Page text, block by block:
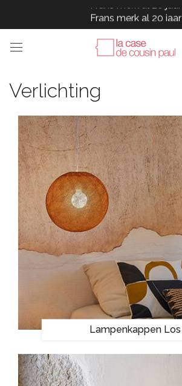
Frans merk al 20 jaar
Frans merk al 20 jaar
Frans merk al 20 jaar
Frans merk al 20 jaar
Verlichting
Lampenkappen Los